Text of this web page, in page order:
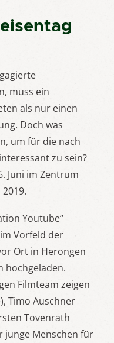
muss ein
als nur einen
Doch was
um für die nach
zu sein?
Juni im Zentrum
Youtube“
Vorfeld der
Ort in Herongen
hochgeladen.
Filmteam zeigen
Timo Auschner
Tovenrath
junge Menschen für